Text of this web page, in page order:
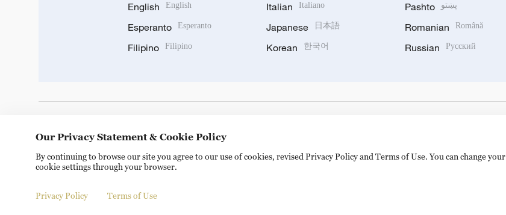
English English
Esperanto Esperanto
Filipino Filipino
Italian Italiano
Japanese 日本語
Korean 한국어
Pashto پښتو
Romanian Română
Russian Русский
Copyright © 2024 CGTN. 京ICP备20000184号
Our Privacy Statement & Cookie Policy
By continuing to browse our site you agree to our use of cookies, revised Privacy Policy and Terms of Use. You can change your
cookie settings through your browser.
Privacy Policy Terms of Use